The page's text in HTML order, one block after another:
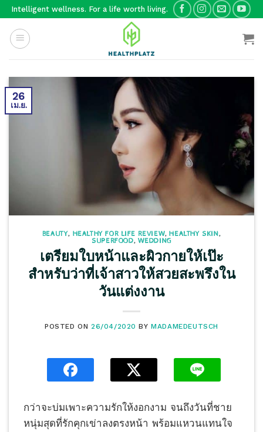
Skip
content
Intelligent wellness. For a life worth living.
26
เม.ย.
BEAUTY, HEALTHY FOR LIFE REVIEW,HEALTHY SKIN,
SUPERFOOD, WEDDING
เตรียมใบหน้าและผิวกายให้เป๊ะ
สำหรับว่าที่เจ้าสาวให้สวยสะพรึงใน
วันแต่งงาน
POSTED ON 26/04/2020 BYMADAMEDEUTSCH
กว่าจะบ่มเพาะความรักให้งอกงาม จนถึงวันที่ชาย
หนุ่มสุดที่รักคุกเข่าลงตรงหน้า พร้อมแหวนแทนใจ